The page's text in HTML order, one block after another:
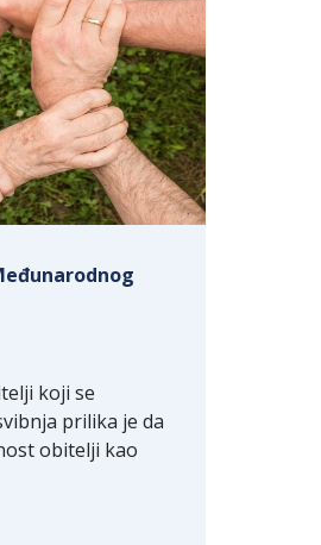
koji se
prilika je da
obitelji kao